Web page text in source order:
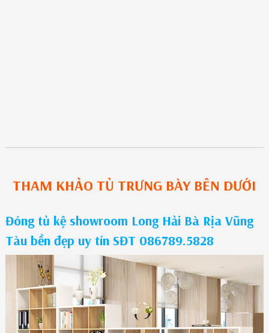
THAM KHẢO TỦ TRƯNG BÀY BÊN DƯỚI
Đóng tủ kệ showroom Long Hải Bà Rịa Vũng
Tàu bền đẹp uy tín SĐT 086789.5828